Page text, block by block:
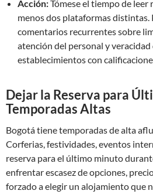
Acción:Tómese el tiempo de leer
menos dos plataformas distintas.
comentarios recurrentes sobre
atención del personal y
establecimientos con
Dejar la Reserva para
Temporadas Altas
Bogotá tiene temporadas de alta
Corferias, festividades, eventos
reserva para el último minuto
enfrentar escasez de opciones,
forzado a elegir un alojamiento que